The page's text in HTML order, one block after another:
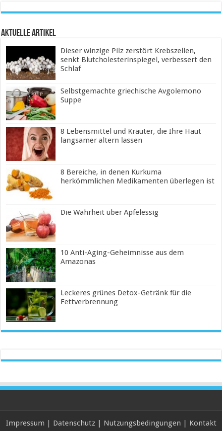
Aktuelle Artikel
Dieser winzige Pilz zerstört Krebszellen,
senkt Blutcholesterinspiegel, verbessert den
Schlaf
Selbstgemachte griechische Avgolemono
Suppe
8 Lebensmittel und Kräuter, die Ihre Haut
langsamer altern lassen
8 Bereiche, in denen Kurkuma
herkömmlichen Medikamenten überlegen ist
Die Wahrheit über Apfelessig
10 Anti-Aging-Geheimnisse aus dem
Amazonas
Leckeres grünes Detox-Getränk für die
Fettverbrennung
Impressum | Datenschutz| Nutzungsbedingungen | Kontakt